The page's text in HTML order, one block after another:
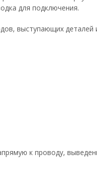
для подключения.
выступающих
к проводу,